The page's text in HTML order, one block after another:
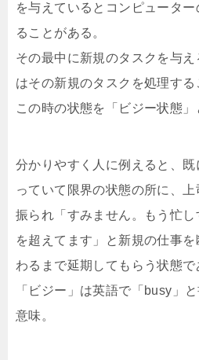
を与えているとコンピュータ
ることがある。
その最中に新規のタスクを与
はその新規のタスクを処理する
この時の状態を「ビジー状態」
分かりやすく人に例えると、
っていて限界の状態の所に、
振られ「すみません。もう忙
を超えてます」と新規の仕事
わるまで延期してもらう状態で
「ビジー」は英語で「busy」
意味。